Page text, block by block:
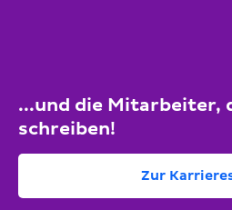
...und die Mitarbeiter,
schreiben!
Zur